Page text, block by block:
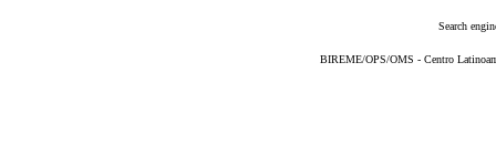
Search
BIREME/OPS/OMS - Centro